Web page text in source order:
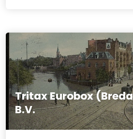
Tritax Eurobox
B.V.